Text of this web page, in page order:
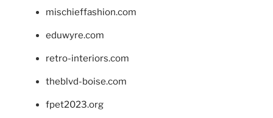
mischieffashion.com
eduwyre.com
retro-interiors.com
theblvd-boise.com
fpet2023.org